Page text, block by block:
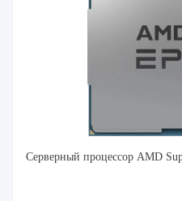
Серверный процессор AMD